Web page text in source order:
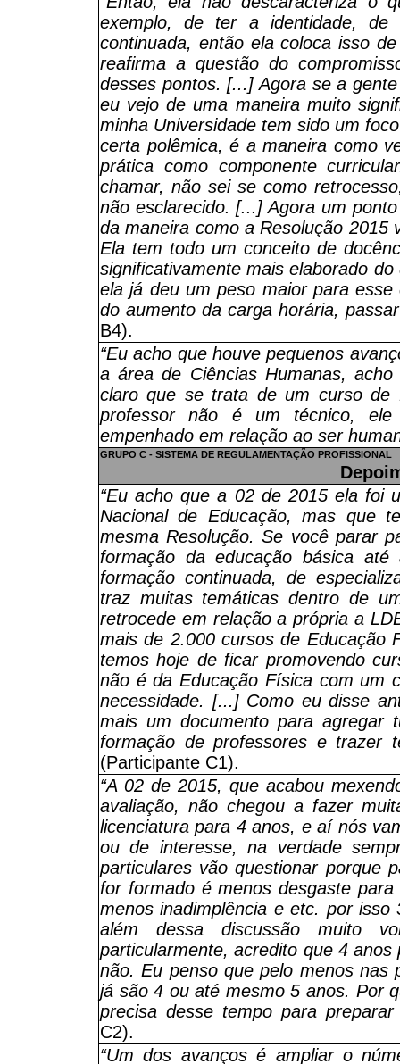
exemplo, de ter a identidade,
continuada, então ela coloca isso
reafirma a questão do
desses pontos. [...] Agora se a
eu vejo de uma maneira muito
minha Universidade tem sido um
certa polêmica, é a maneira como
prática como componente
chamar, não sei se como
não esclarecido. [...] Agora um
da maneira como a Resolução 2015
Ela tem todo um conceito de
significativamente mais elaborado
ela já deu um peso maior para
do aumento da carga horária,
B4).
“Eu acho que houve pequenos
a área de Ciências Humanas,
claro que se trata de um curso de
professor não é um técnico,
empenhado em relação ao ser
GRUPO C - SISTEMA DE REGULAMENTAÇÃO PROFISSIONAL
“Eu acho que a 02 de 2015 ela foi
Nacional de Educação, mas que
mesma Resolução. Se você parar
formação da educação básica
formação continuada, de
traz muitas temáticas dentro de
retrocede em relação a própria a
mais de 2.000 cursos de Educação
temos hoje de ficar promovendo
não é da Educação Física com um
necessidade. [...] Como eu disse
mais um documento para agregar
formação de professores e trazer
(Participante C1).
“A 02 de 2015, que acabou
avaliação, não chegou a fazer
licenciatura para 4 anos, e aí nós
ou de interesse, na verdade
particulares vão questionar porque
for formado é menos desgaste
menos inadimplência e etc. por
além dessa discussão muito
particularmente, acredito que 4
não. Eu penso que pelo menos nas
já são 4 ou até mesmo 5 anos. Por
precisa desse tempo para
C2).
“Um dos avanços é ampliar o